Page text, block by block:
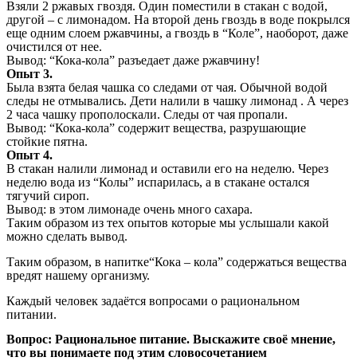
Взяли 2 ржавых гвоздя. Один поместили в стакан с водой,
другой – с лимонадом. На второй день гвоздь в воде покрылся
еще одним слоем ржавчины, а гвоздь в “Коле”, наоборот, даже
очистился от нее.
Вывод: “Кока-кола” разъедает даже ржавчину!
Опыт 3.
Была взята белая чашка со следами от чая. Обычной водой
следы не отмывались. Дети налили в чашку лимонад . А через
2 часа чашку прополоскали. Следы от чая пропали.
Вывод: “Кока-кола” содержит вещества, разрушающие
стойкие пятна.
Опыт 4.
В стакан налили лимонад и оставили его на неделю. Через
неделю вода из “Колы” испарилась, а в стакане остался
тягучий сироп.
Вывод: в этом лимонаде очень много сахара.
Таким образом из тех опытов которые мы услышали какой
можно сделать вывод.
Таким образом, в напитке“Кока – кола” содержаться вещества
вредят нашему организму.
Каждый человек задаётся вопросами о рациональном
питании.
Вопрос: Рациональное питание. Выскажите своё мнение,
что вы понимаете под этим словосочетанием